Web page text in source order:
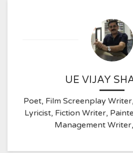
UE VIJAY
Poet, Film Screenplay
Lyricist, Fiction Writer,
Management